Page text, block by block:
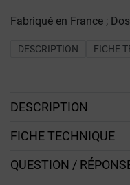
Fabriqué en France ;
DESCRIPTION FICHE
DESCRIPTION
FICHE TECHNIQUE
QUESTION /